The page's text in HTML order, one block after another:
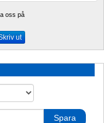
oss på
ut
Spara